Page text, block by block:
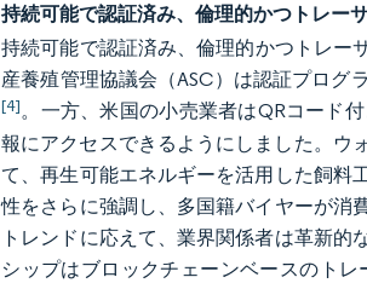
持続可能で認証済み、倫理的かつトレー
持続可能で認証済み、倫理的かつトレー
産養殖管理協議会（ASC）は認証プログ
[4]。一方、米国の小売業者はQRコード
報にアクセスできるようにしました。ウ
て、再生可能エネルギーを活用した飼料
性をさらに強調し、多国籍バイヤーが消
トレンドに応えて、業界関係者は革新
シップはブロックチェーンベースのト